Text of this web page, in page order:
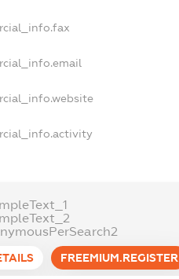
FREEMIUM.REGISTER